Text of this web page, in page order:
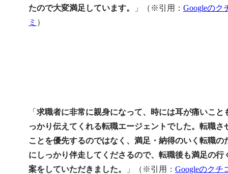
たので大変満足しています。
」（※引用： Googleのク
ミ ）
「 求職者に非常に親身になって、時には耳が痛いこと
っかり伝えてくれる転職エージェントでした。転職さ
ことを優先するのではなく、満足・納得のいく転職の
にしっかり伴走してくださるので、転職後も満足の行
案をしていただきました。
」（※引用： Googleのクチ